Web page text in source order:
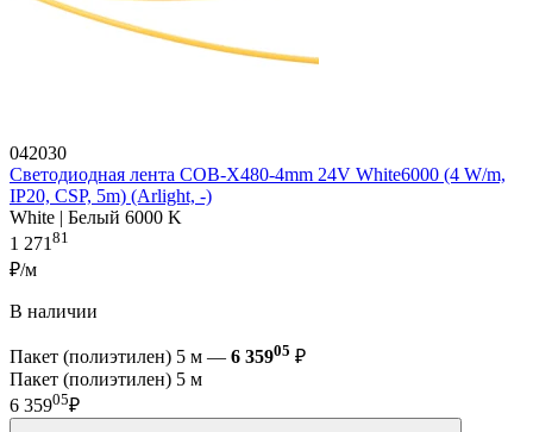
042030
Светодиодная лента COB-X480-4mm 24V White6000 (4 W/m,
IP20, CSP, 5m) (Arlight, -)
White | Белый 6000 K
1 27181
₽/м
В наличии
Пакет (полиэтилен) 5 м — 6 35905 ₽
Пакет (полиэтилен) 5 м
6 35905₽